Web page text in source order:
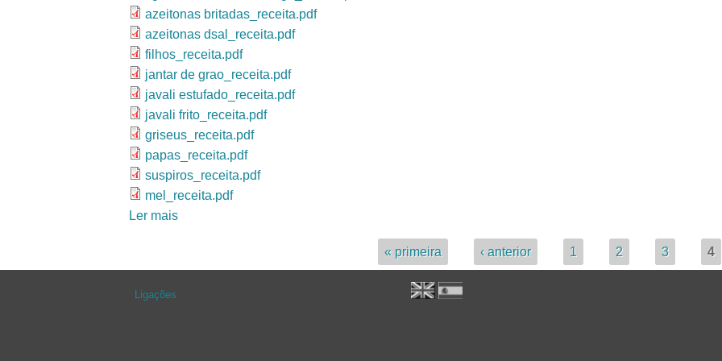
azeitonas britadas_receita.pdf
azeitonas dsal_receita.pdf
filhos_receita.pdf
jantar de grao_receita.pdf
javali estufado_receita.pdf
javali frito_receita.pdf
griseus_receita.pdf
papas_receita.pdf
suspiros_receita.pdf
mel_receita.pdf
Ler mais
« primeira ‹ anterior 1 2 3 4
Ligações